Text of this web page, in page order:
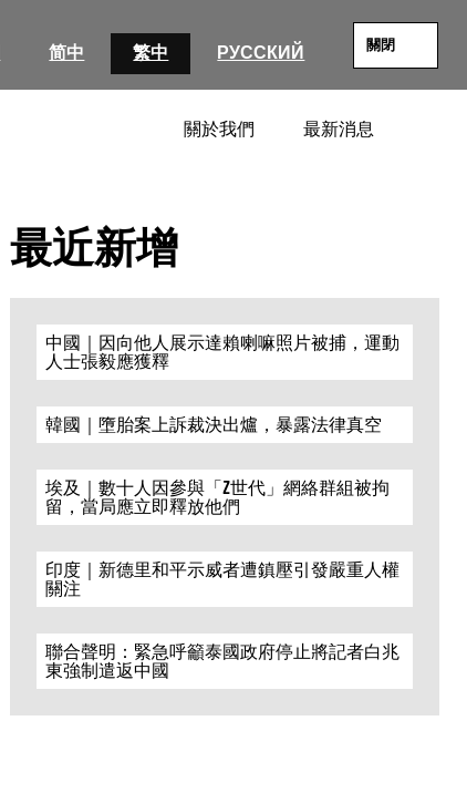
简中 繁中 РУССКИЙ 關閉
關於我們 最新消息
最近新增
中國｜因向他人展示達賴喇嘛照片被捕，運動
人士張毅應獲釋
韓國｜墮胎案上訴裁決出爐，暴露法律真空
埃及｜數十人因參與「Z世代」網絡群組被拘
留，當局應立即釋放他們
印度｜新德里和平示威者遭鎮壓引發嚴重人權
關注
聯合聲明：緊急呼籲泰國政府停止將記者白兆
東強制遣返中國